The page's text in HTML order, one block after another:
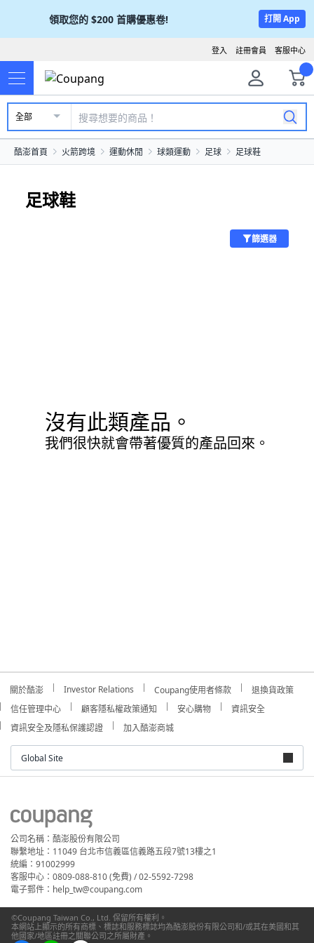
領取您的 $200 首購優惠卷! 打開 App
客服中心
註冊會員
登入
全部
酷澎首頁 火箭跨境 運動休閒 球類運動 足球 足球鞋
足球鞋
篩選器
沒有此類產品。
我們很快就會帶著優質的產品回來。
關於酷澎 Investor Relations Coupang使用者條款
退換貨政策
信任管理中心
顧客隱私權政策通知 安心購物
資訊安全
資訊安全及隱私保護認證
加入酷澎商城
Global Site
公司名稱：酷澎股份有限公司
聯繫地址：11049 台北市信義區信義路五段7號13樓之1
統編：91002999
客服中心：0809-088-810 (免費) / 02-5592-7298
電子郵件：help_tw@coupang.com
©Coupang Taiwan Co., Ltd. 保留所有權利。
本網站上顯示的所有商標、標誌和服務標誌均為酷澎股份有限公司和/或其在美國和其
他國家/地區註冊之關聯公司之所屬財產。